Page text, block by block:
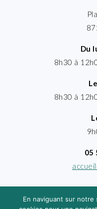
Du
8h30 à
8h30 à
05
En naviguant sur notre